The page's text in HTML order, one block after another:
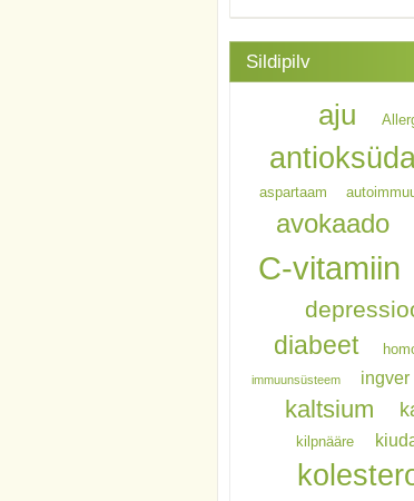
Sildipilv
aju
aspartaam
avokaado
C-vitamiin
diabeet
immuunsüsteem ingver
kaltsium
kilpnääre